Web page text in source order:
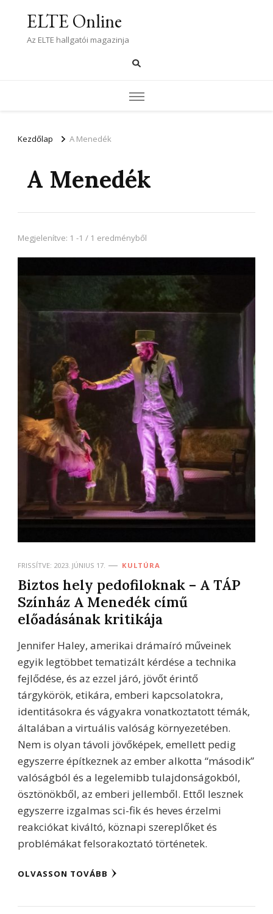
ELTE Online
Az ELTE hallgatói magazinja
Kezdőlap A Menedék
A Menedék
Megjelenítve: 1 -1 / 1 eredményből
FRISSÍTVE: 2023. JÚNIUS 17. KULTÚRA
Biztos hely pedofiloknak – A TÁP
Színház A Menedék című
előadásának kritikája
Jennifer Haley, amerikai drámaíró műveinek
egyik legtöbbet tematizált kérdése a technika
fejlődése, és az ezzel járó, jövőt érintő
tárgykörök, etikára, emberi kapcsolatokra,
identitásokra és vágyakra vonatkoztatott témák,
általában a virtuális valóság környezetében.
Nem is olyan távoli jövőképek, emellett pedig
egyszerre építkeznek az ember alkotta “második”
valóságból és a legelemibb tulajdonságokból,
ösztönökből, az emberi jellemből. Ettől lesznek
egyszerre izgalmas sci-fik és heves érzelmi
reakciókat kiváltó, köznapi szereplőket és
problémákat felsorakoztató történetek.
OLVASSON TOVÁBB